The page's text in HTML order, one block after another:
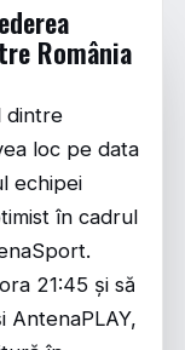
România
dintre
loc pe data
echipei
în cadrul
21:45 și să
AntenaPLAY,